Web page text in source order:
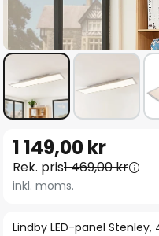
till
början
av
Lindby LED-panel
1 149,00 kr
Rek. pris1 469,00 kr
inkl. moms.